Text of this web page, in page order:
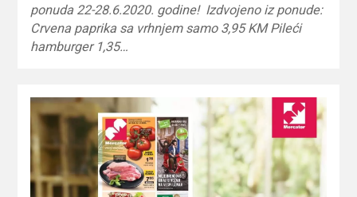
ponuda 22-28.6.2020. godine! Izdvojeno iz ponude:
Crvena paprika sa vrhnjem samo 3,95 KM Pileći
hamburger 1,35…